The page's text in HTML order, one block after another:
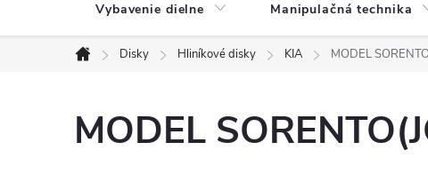
Vybavenie dielne Manipulačná technika
Domov
Disky Hliníkové disky KIA MODEL
MODEL